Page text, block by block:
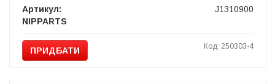
Артикул:
J1310900
NIPPARTS
ПРИДБАТИ Код: 250303-4